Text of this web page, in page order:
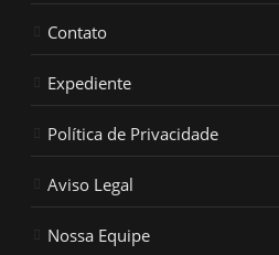
Contato
Expediente
Política de Privacidade
Aviso Legal
Nossa Equipe